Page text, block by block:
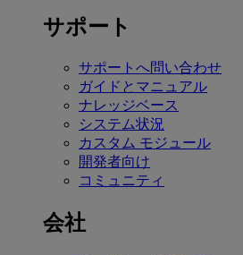
サポート
サポートへ問い合わせ
ガイドとマニュアル
ナレッジベース
システム状況
カスタム モジュール
開発者向け
コミュニティ
会社